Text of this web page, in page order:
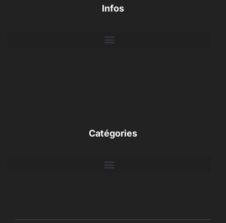
Infos
Catégories